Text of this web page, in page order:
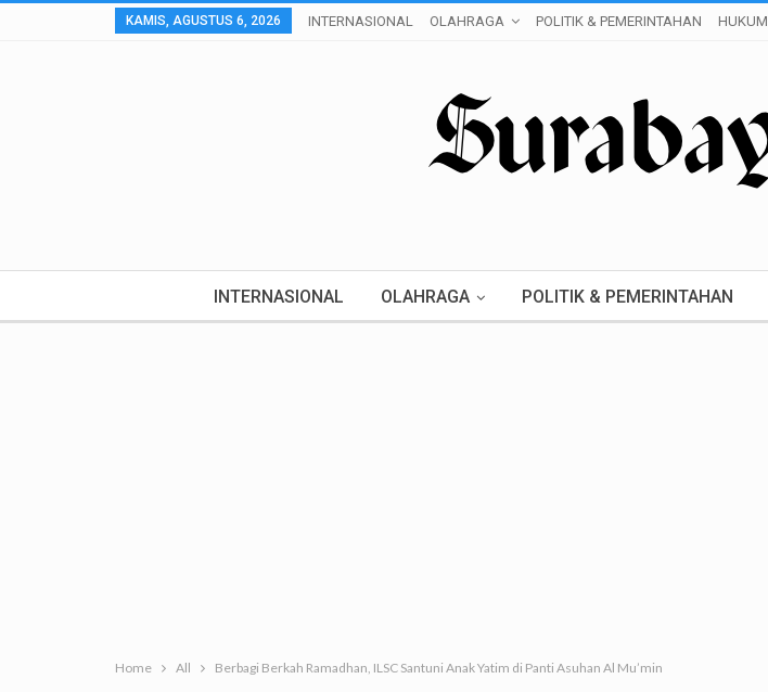
KAMIS, AGUSTUS 6, 2026 INTERNASIONAL OLAHRAGA POLITIK & PEMERINTAHAN HUKUM
INTERNASIONAL OLAHRAGA POLITIK & PEMERINTAHAN
Home All Berbagi Berkah Ramadhan, ILSC Santuni Anak Yatim di Panti Asuhan Al Mu’min